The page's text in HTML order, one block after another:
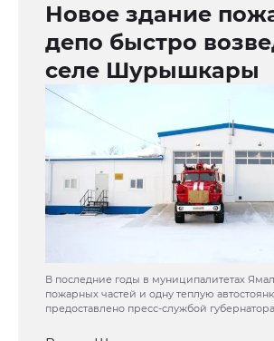
Новое здание
депо быстро
селе Шурышкары
В последние годы в муниципалитетах
пожарных частей и одну теплую
предоставлено пресс-службой